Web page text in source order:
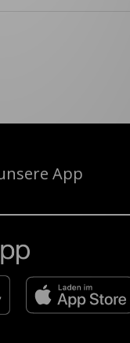
App